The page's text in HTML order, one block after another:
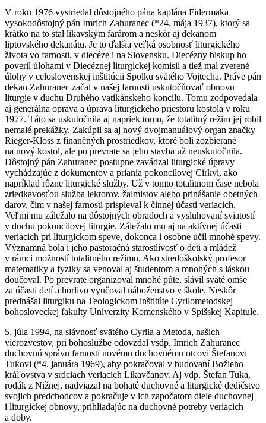
V roku 1976 vystriedal dôstojného pána kaplána Fidermaka
vysokodôstojný pán Imrich Zahuranec (*24. mája 1937), ktorý sa
krátko na to stal likavským farárom a neskôr aj dekanom
liptovského dekanátu. Je to ďalšia veľká osobnosť liturgického
života vo farnosti, v diecéze i na Slovensku. Diecézny biskup ho
poveril úlohami v Diecéznej liturgickej komisii a tiež mal zverené
úlohy v celoslovenskej inštitúcii Spolku svätého Vojtecha. Práve pán
dekan Zahuranec začal v našej farnosti uskutočňovať obnovu
liturgie v duchu Druhého vatikánskeho koncilu. Tomu zodpovedala
aj generálna oprava a úprava liturgického priestoru kostola v roku
1977. Táto sa uskutočnila aj napriek tomu, že totalitný režim jej robil
nemalé prekážky. Zakúpil sa aj nový dvojmanuálový organ značky
Rieger-Kloss z finančných prostriedkov, ktoré boli zozbierané
na nový kostol, ale po prevrate sa jeho stavba už neuskutočnila.
Dôstojný pán Zahuranec postupne zavádzal liturgické úpravy
vychádzajúc z dokumentov a priania pokoncilovej Cirkvi, ako
napríklad rôzne liturgické služby. Už v tomto totalitnom čase nebola
zriedkavosťou služba lektorov, žalmistov alebo prinášanie obetných
darov, čím v našej farnosti prispieval k činnej účasti veriacich.
Veľmi mu záležalo na dôstojných obradoch a vysluhovaní sviatostí
v duchu pokoncilovej liturgie. Záležalo mu aj na aktívnej účasti
veriacich pri liturgickom speve, dokonca i osobne učil mnohé spevy.
Významná bola i jeho pastoračná starostlivosť o deti a mládež
v rámci možností totalitného režimu. Ako stredoškolský profesor
matematiky a fyziky sa venoval aj študentom a mnohých s láskou
doučoval. Po prevrate organizoval mnohé púte, slávil sväté omše
za účasti detí a horlivo vyučoval náboženstvo v škole. Neskôr
prednášal liturgiku na Teologickom inštitúte Cyrilometodskej
bohosloveckej fakulty Univerzity Komenského v Spišskej Kapitule.
5. júla 1994, na slávnosť svätého Cyrila a Metoda, našich
vierozvestov, pri bohoslužbe odovzdal vsdp. Imrich Zahuranec
duchovnú správu farnosti novému duchovnému otcovi Štefanovi
Tukovi (*4. januára 1969), aby pokračoval v budovaní Božieho
kráľovstva v srdciach veriacich Likavčanov. Aj vdp. Štefan Tuka,
rodák z Nižnej, nadviazal na bohaté duchovné a liturgické dedičstvo
svojich predchodcov a pokračuje v ich započatom diele duchovnej
i liturgickej obnovy, prihliadajúc na duchovné potreby veriacich
a doby.